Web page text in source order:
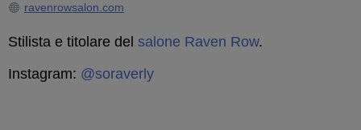
ravenrowsalon.com
Stilista e titolare del salone Raven Row.
Instagram: @soraverly